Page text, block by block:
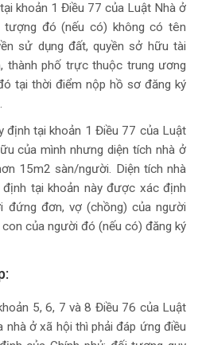
khoản 1 Điều 77 của Luật Nhà ở
đó (nếu có) không có tên
sử dụng đất, quyền sở hữu tài
thành phố trực thuộc trung ương
tại thời điểm nộp hồ sơ đăng ký
định tại khoản 1 Điều 77 của Luật
của mình nhưng diện tích nhà ở
15m2 sàn/người. Diện tích nhà
tại khoản này được xác định
đơn, vợ (chồng) của người
của người đó (nếu có) đăng ký
5, 6, 7 và 8 Điều 76 của Luật
ở xã hội thì phải đáp ứng điều